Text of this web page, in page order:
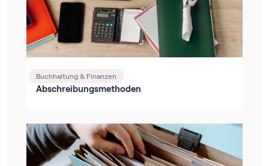
Buchhaltung & Finanzen
Abschreibungsmethoden